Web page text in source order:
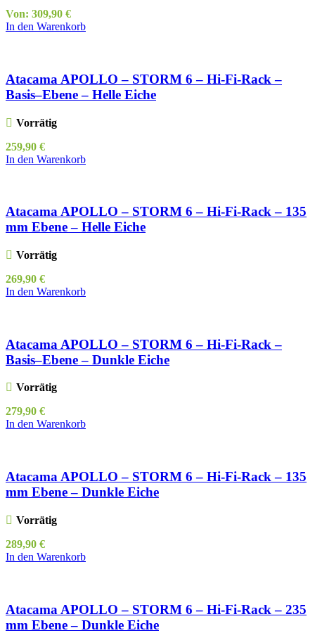
Von: 309,90 €
In den Warenkorb
Atacama APOLLO – STORM 6 – Hi-Fi-Rack –
Basis–Ebene – Helle Eiche
Vorrätig
259,90 €
In den Warenkorb
Atacama APOLLO – STORM 6 – Hi-Fi-Rack – 135
mm Ebene – Helle Eiche
Vorrätig
269,90 €
In den Warenkorb
Atacama APOLLO – STORM 6 – Hi-Fi-Rack –
Basis–Ebene – Dunkle Eiche
Vorrätig
279,90 €
In den Warenkorb
Atacama APOLLO – STORM 6 – Hi-Fi-Rack – 135
mm Ebene – Dunkle Eiche
Vorrätig
289,90 €
In den Warenkorb
Atacama APOLLO – STORM 6 – Hi-Fi-Rack – 235
mm Ebene – Dunkle Eiche